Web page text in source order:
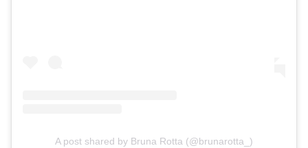
A post shared by Bruna Rotta (@brunarotta_)